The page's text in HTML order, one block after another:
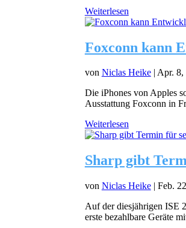
Weiterlesen
Foxconn kann
von Niclas Heike| Apr. 8,
Die iPhones von Apples
Ausstattung Foxconn in
Weiterlesen
Sharp gibt
von Niclas Heike| Feb.
Auf der diesjährigen ISE
erste bezahlbare Geräte